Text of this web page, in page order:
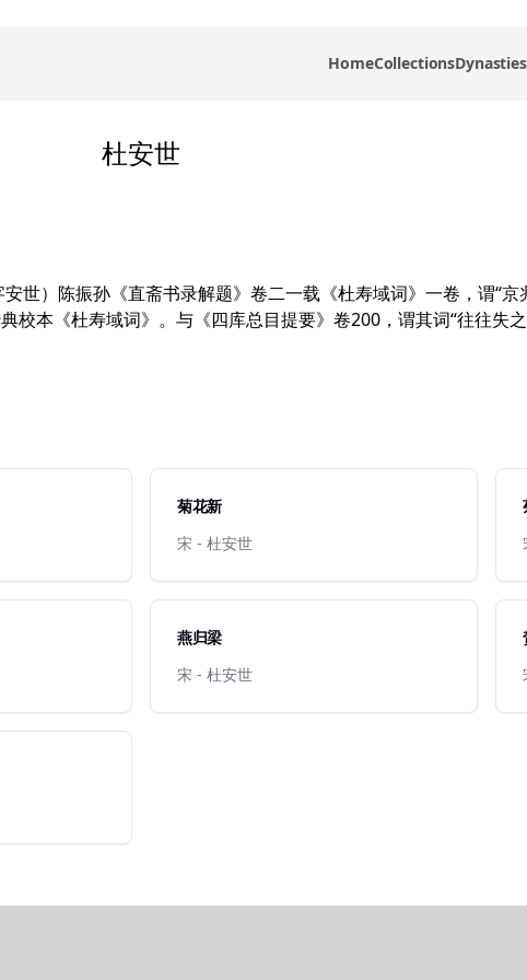
HomeCollectionsDynasties
杜安世
世）陈振孙《直斋书录解题》卷二一载《杜寿域词》一卷，谓“
本《杜寿域词》。与《四库总目提要》卷200，谓其词“往往失
菊花新
宋 - 杜安世
燕归梁
宋 - 杜安世